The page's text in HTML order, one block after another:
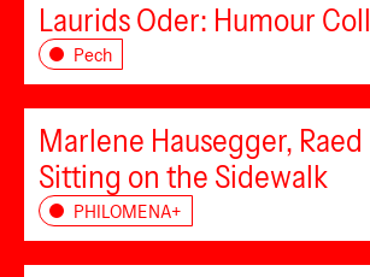
Laurids Oder: Humour
Pech
Marlene Hausegger,
Sitting on the Sidewalk
PHILOMENA+